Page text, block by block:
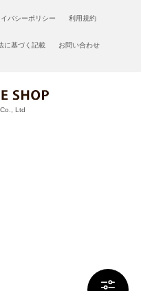
バシーポリシー 利用規約
に基づく記載 お問い合わせ
Ltd